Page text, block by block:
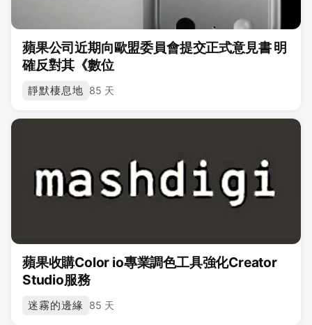
蘋果公司近期向歐盟委員會提交正式意見書 明
確反對其《數位
靜默棲息地 85 天
蘋果收購Color io專業調色工具強化Creator
Studio服務
迷霧的邊緣 85 天